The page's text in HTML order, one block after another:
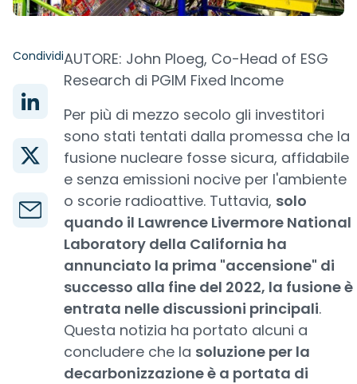
CondividiAUTORE: John Ploeg, Co-Head of ESG
Research di PGIM Fixed Income
Per più di mezzo secolo gli investitori
sono stati tentati dalla promessa che la
fusione nucleare fosse sicura, affidabile
e senza emissioni nocive per l'ambiente
o scorie radioattive. Tuttavia, solo
quando il Lawrence Livermore National
Laboratory della California ha
annunciato la prima "accensione" di
successo alla fine del 2022, la fusione è
entrata nelle discussioni principali.
Questa notizia ha portato alcuni a
concludere che la soluzione per la
decarbonizzazione è a portata di